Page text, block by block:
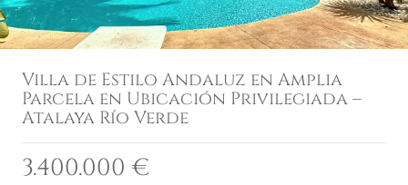
Villa de Estilo Andaluz en Amplia
Parcela en Ubicación Privilegiada –
Atalaya Río Verde
3.400.000 €